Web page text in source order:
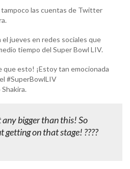
tampoco las cuentas de Twitter
jueves en redes sociales que
tiempo del Super Bowl LIV.
que esto! ¡Estoy tan emocionada
#SuperBowlLIV
any bigger than this! So
getting on that stage! ????